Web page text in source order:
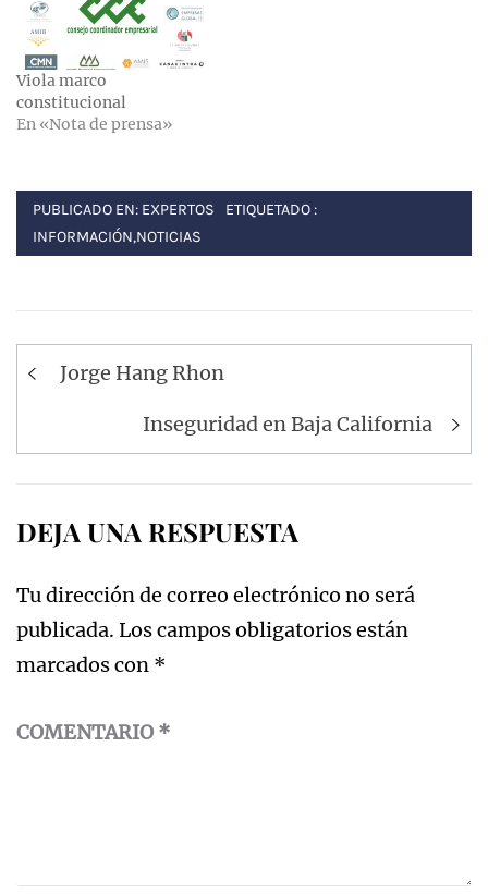
Viola marco
constitucional
En «Nota de prensa»
PUBLICADO EN: EXPERTOS
ETIQUETADO :
INFORMACIÓN,NOTICIAS
Navegación
entradas
Jorge Hang Rhon
Inseguridad en Baja California
DEJA UNA RESPUESTA
Tu dirección de correo electrónico no será
publicada. Los campos obligatorios están
marcados con *
COMENTARIO *